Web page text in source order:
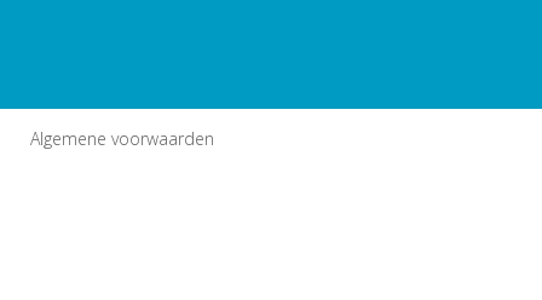
Algemene voorwaarden